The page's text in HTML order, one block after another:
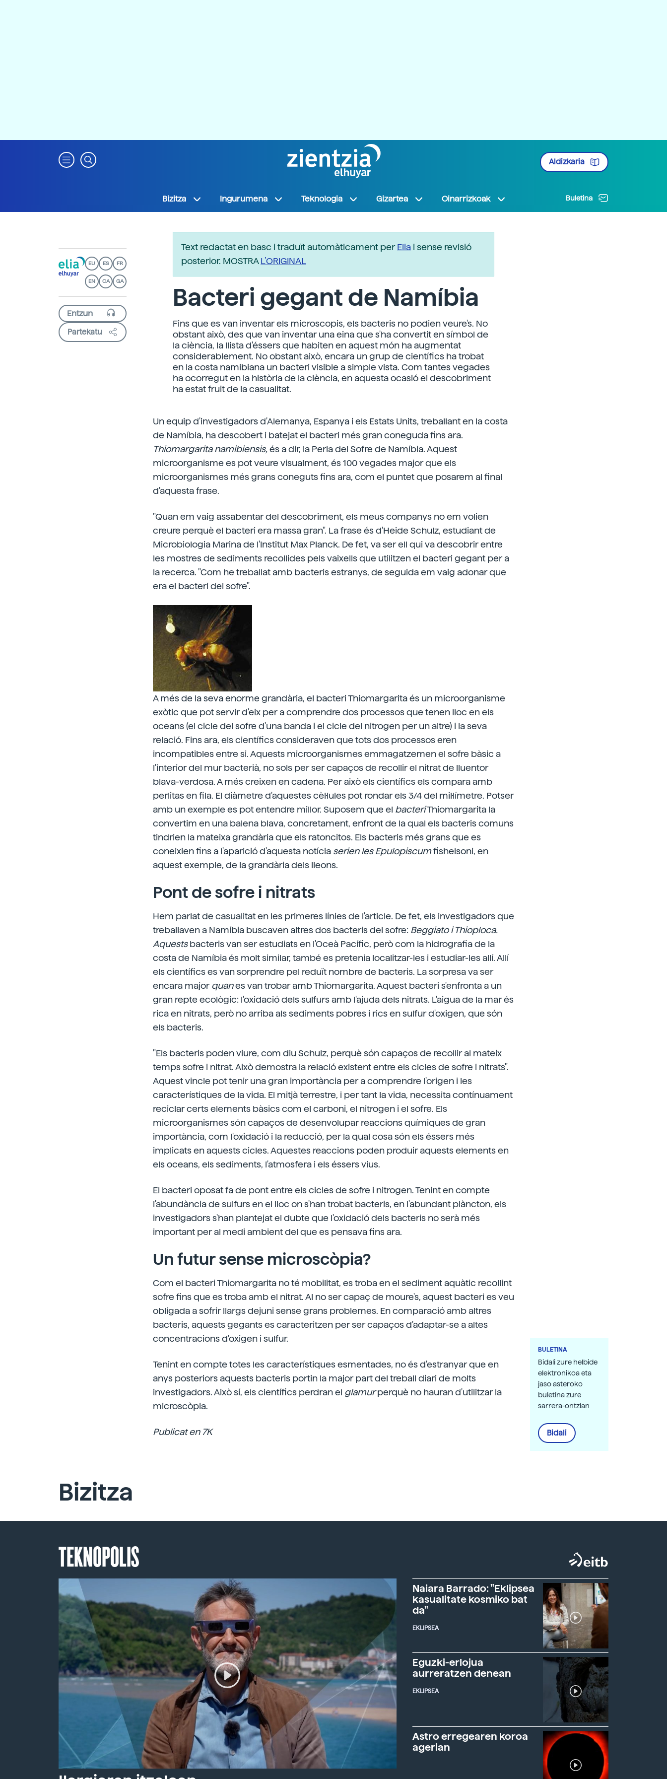
Aldizkaria
Bizitza Ingurumena Teknologia Gizartea Oinarrizkoak Buletina
EU ES FR
EN CA GA
Partekatu
Text redactat en basc i traduït automàticament perElia i sense revisió
posterior. MOSTRAL’ORIGINAL
Bacteri gegant de Namíbia
Fins que es van inventar els microscopis, els bacteris no podien veure's. No
obstant això, des que van inventar una eina que s'ha convertit en símbol de
la ciència, la llista d'éssers que habiten en aquest món ha augmentat
considerablement. No obstant això, encara un grup de científics ha trobat
en la costa namibiana un bacteri visible a simple vista. Com tantes vegades
ha ocorregut en la història de la ciència, en aquesta ocasió el descobriment
ha estat fruit de la casualitat.
Un equip d'investigadors d'Alemanya, Espanya i els Estats Units, treballant en la costa
de Namíbia, ha descobert i batejat el bacteri més gran coneguda fins ara.
Thiomargarita namibiensis,és a dir, la Perla del Sofre de Namíbia. Aquest
microorganisme es pot veure visualment, és 100 vegades major que els
microorganismes més grans coneguts fins ara, com el puntet que posarem al final
d'aquesta frase.
"Quan em vaig assabentar del descobriment, els meus companys no em volien
creure perquè el bacteri era massa gran". La frase és d'Heide Schulz, estudiant de
Microbiologia Marina de l'Institut Max Planck. De fet, va ser ell qui va descobrir entre
les mostres de sediments recollides pels vaixells que utilitzen el bacteri gegant per a
la recerca. "Com he treballat amb bacteris estranys, de seguida em vaig adonar que
era el bacteri del sofre".
A més de la seva enorme grandària, el bacteri Thiomargarita és un microorganisme
exòtic que pot servir d'eix per a comprendre dos processos que tenen lloc en els
oceans (el cicle del sofre d'una banda i el cicle del nitrogen per un altre) i la seva
relació. Fins ara, els científics consideraven que tots dos processos eren
incompatibles entre si. Aquests microorganismes emmagatzemen el sofre bàsic a
l'interior del mur bacterià, no sols per ser capaços de recollir el nitrat de lluentor
blava-verdosa. A més creixen en cadena. Per això els científics els compara amb
perlitas en fila. El diàmetre d'aquestes cèl·lules pot rondar els 3/4 del mil·límetre. Potser
amb un exemple es pot entendre millor. Suposem que el bacteriThiomargarita la
convertim en una balena blava, concretament, enfront de la qual els bacteris comuns
tindrien la mateixa grandària que els ratoncitos. Els bacteris més grans que es
coneixien fins a l'aparició d'aquesta notícia serien les Epulopiscumfishelsoni, en
aquest exemple, de la grandària dels lleons.
Pont de sofre i nitrats
Hem parlat de casualitat en les primeres línies de l'article. De fet, els investigadors que
treballaven a Namíbia buscaven altres dos bacteris del sofre: Beggiato i Thioploca.
Aquestsbacteris van ser estudiats en l'Oceà Pacífic, però com la hidrografia de la
costa de Namíbia és molt similar, també es pretenia localitzar-les i estudiar-les allí. Allí
els científics es van sorprendre pel reduït nombre de bacteris. La sorpresa va ser
encara majorquanes van trobar amb Thiomargarita. Aquest bacteri s'enfronta a un
gran repte ecològic: l'oxidació dels sulfurs amb l'ajuda dels nitrats. L'aigua de la mar és
rica en nitrats, però no arriba als sediments pobres i rics en sulfur d'oxigen, que són
els bacteris.
"Els bacteris poden viure, com diu Schulz, perquè són capaços de recollir al mateix
temps sofre i nitrat. Això demostra la relació existent entre els cicles de sofre i nitrats".
Aquest vincle pot tenir una gran importància per a comprendre l'origen i les
característiques de la vida. El mitjà terrestre, i per tant la vida, necessita contínuament
reciclar certs elements bàsics com el carboni, el nitrogen i el sofre. Els
microorganismes són capaços de desenvolupar reaccions químiques de gran
importància, com l'oxidació i la reducció, per la qual cosa són els éssers més
implicats en aquests cicles. Aquestes reaccions poden produir aquests elements en
els oceans, els sediments, l'atmosfera i els éssers vius.
El bacteri oposat fa de pont entre els cicles de sofre i nitrogen. Tenint en compte
l'abundància de sulfurs en el lloc on s'han trobat bacteris, en l'abundant plàncton, els
investigadors s'han plantejat el dubte que l'oxidació dels bacteris no serà més
important per al medi ambient del que es pensava fins ara.
Un futur sense microscòpia?
Com el bacteri Thiomargarita no té mobilitat, es troba en el sediment aquàtic recollint
sofre fins que es troba amb el nitrat. Al no ser capaç de moure's, aquest bacteri es veu
obligada a sofrir llargs dejuni sense grans problemes. En comparació amb altres
bacteris, aquests gegants es caracteritzen per ser capaços d'adaptar-se a altes
concentracions d'oxigen i sulfur.
Tenint en compte totes les característiques esmentades, no és d'estranyar que en
anys posteriors aquests bacteris portin la major part del treball diari de molts
investigadors. Això sí, els científics perdran el glamurperquè no hauran d'utilitzar la
microscòpia.
Publicat en 7K
BULETINA
Bidali zure helbide
elektronikoa eta
jaso asteroko
buletina zure
sarrera-ontzian
Bidali
Bizitza
TEKNOPOLIS
Naiara Barrado: "Eklipsea
kasualitate kosmiko bat
da"
EKLIPSEA
Eguzki-erlojua
aurreratzen denean
EKLIPSEA
Astro erregearen koroa
agerian